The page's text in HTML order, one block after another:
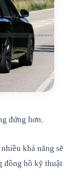
đứng hơn.
khả năng sẽ
đồng hồ kỹ thuật